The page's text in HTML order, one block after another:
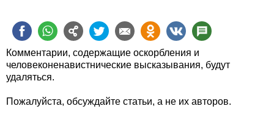
Комментарии, содержащие оскорбления и
человеконенавистнические высказывания, будут
удаляться.
Пожалуйста, обсуждайте статьи, а не их авторов.